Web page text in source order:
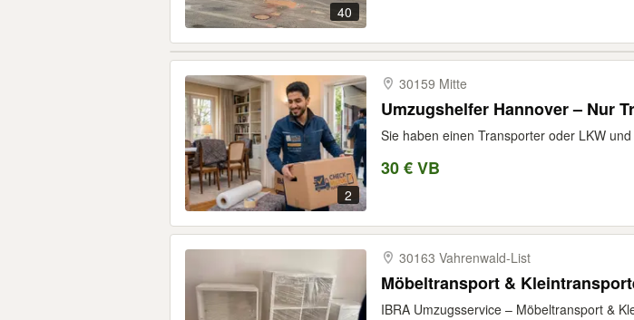
40
2
30159 Mitte
Umzugshelfer Hannover – Nur
Sie haben einen Transporter oder LKW
30 € VB
30163 Vahrenwald-​List
Möbeltransport &
IBRA Umzugsservice – Möbeltransport &